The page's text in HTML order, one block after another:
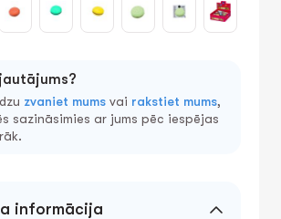
jautājums?
zvaniet mums vai rakstiet mums,
sazināsimies ar jums pēc iespējas
informācija